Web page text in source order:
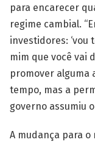
para encarecer
regime cambial.
investidores: ‘vou
mim que você vai
promover alguma
tempo, mas a
governo assumiu
A mudança para